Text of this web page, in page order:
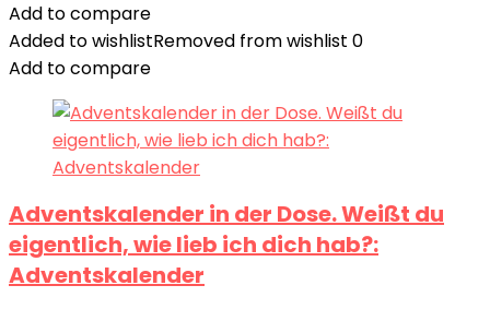
Add to compare
Added to wishlistRemoved from wishlist 0
Add to compare
Adventskalender in der Dose. Weißt du
eigentlich, wie lieb ich dich hab?:
Adventskalender